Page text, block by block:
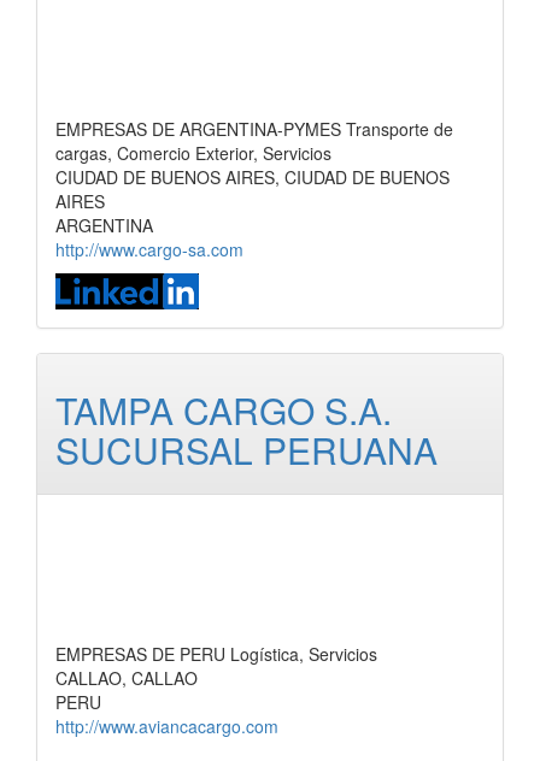
EMPRESAS DE ARGENTINA-PYMES Transporte de
cargas, Comercio Exterior, Servicios
CIUDAD DE BUENOS AIRES, CIUDAD DE BUENOS
AIRES
ARGENTINA
http://www.cargo-sa.com
TAMPA CARGO S.A.
SUCURSAL PERUANA
EMPRESAS DE PERU Logística, Servicios
CALLAO, CALLAO
PERU
http://www.aviancacargo.com